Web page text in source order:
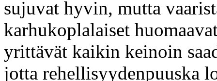
sujuvat hyvin, mutta
karhukoplalaiset
yrittävät kaikin keinoin
jotta rehellisyydenpuuska